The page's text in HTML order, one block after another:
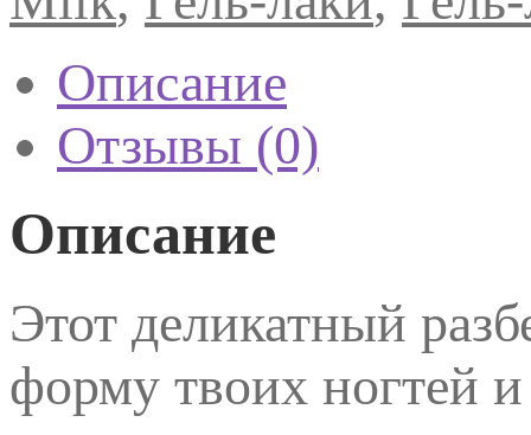
True
Wash
Описание
Отзывы (0)
Описание
Этот деликатный
форму твоих ногтей